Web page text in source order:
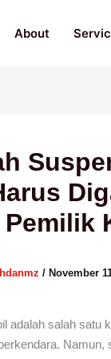
About
/ November
adalah salah satu